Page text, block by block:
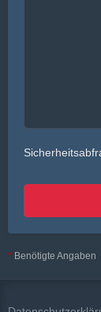
* Benötigte Angaben